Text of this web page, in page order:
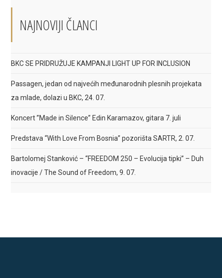
NAJNOVIJI ČLANCI
BKC SE PRIDRUŽUJE KAMPANJI LIGHT UP FOR INCLUSION
Passagen, jedan od najvećih međunarodnih plesnih projekata
za mlade, dolazi u BKC, 24. 07.
Koncert ”Made in Silence” Edin Karamazov, gitara 7. juli
Predstava “With Love From Bosnia” pozorišta SARTR, 2. 07.
Bartolomej Stanković – “FREEDOM 250 – Evolucija tipki” – Duh
inovacije / The Sound of Freedom, 9. 07.